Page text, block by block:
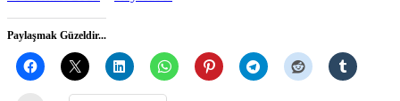
Paylaşmak Güzeldir...